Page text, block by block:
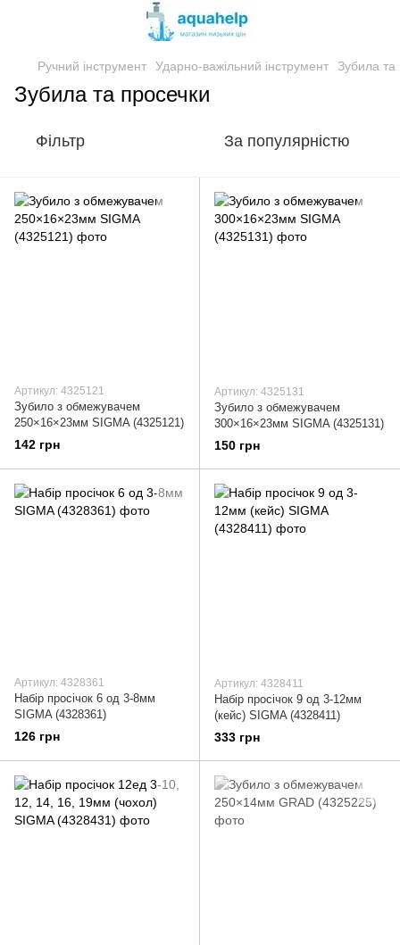
Ручний інструмент Ударно-важільний інструмент Зубила та
Зубила та просечки
Фільтр За популярністю
Артикул: 4325121
Зубило з обмежувачем
250×16×23мм SIGMA (4325121)
142 грн
Артикул: 4325131
Зубило з обмежувачем
300×16×23мм SIGMA (4325131)
150 грн
Артикул: 4328361
Набір просічок 6 од 3-8мм
SIGMA (4328361)
126 грн
Артикул: 4328411
Набір просічок 9 од 3-12мм
(кейс) SIGMA (4328411)
333 грн